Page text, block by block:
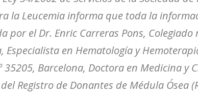
la Leucemia informa que toda la
por el Dr. Enric Carreras Pons,
Especialista en Hematología y
35205, Barcelona, Doctora en Medicina
Registro de Donantes de Médula Ósea